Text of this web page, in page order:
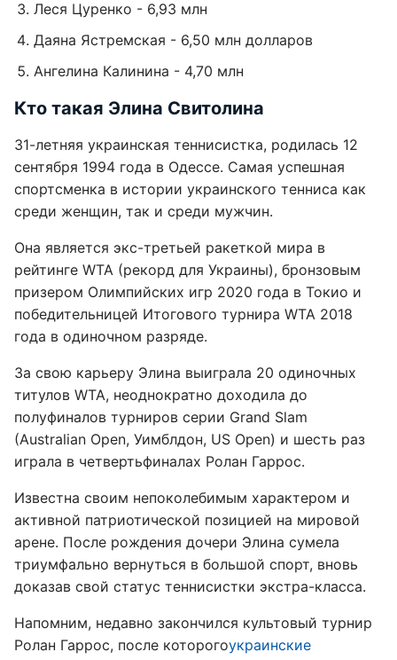
Леся Цуренко - 6,93 млн
Даяна Ястремская - 6,50 млн долларов
Ангелина Калинина - 4,70 млн
Кто такая Элина Свитолина
31-летняя украинская теннисистка, родилась 12
сентября 1994 года в Одессе. Самая успешная
спортсменка в истории украинского тенниса как
среди женщин, так и среди мужчин.
Она является экс-третьей ракеткой мира в
рейтинге WTA (рекорд для Украины), бронзовым
призером Олимпийских игр 2020 года в Токио и
победительницей Итогового турнира WTA 2018
года в одиночном разряде.
За свою карьеру Элина выиграла 20 одиночных
титулов WTA, неоднократно доходила до
полуфиналов турниров серии Grand Slam
(Australian Open, Уимблдон, US Open) и шесть раз
играла в четвертьфиналах Ролан Гаррос.
Известна своим непоколебимым характером и
активной патриотической позицией на мировой
арене. После рождения дочери Элина сумела
триумфально вернуться в большой спорт, вновь
доказав свой статус теннисистки экстра-класса.
Напомним, недавно закончился культовый турнир
Ролан Гаррос, после которогоукраинские